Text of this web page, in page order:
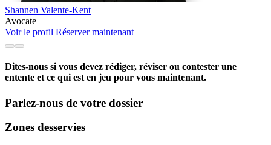
Shannen Valente-Kent
Avocate
Voir le profil Réserver maintenant
Dites-nous si vous devez rédiger, réviser ou contester une
entente et ce qui est en jeu pour vous maintenant.
Parlez-nous de votre dossier
Zones desservies